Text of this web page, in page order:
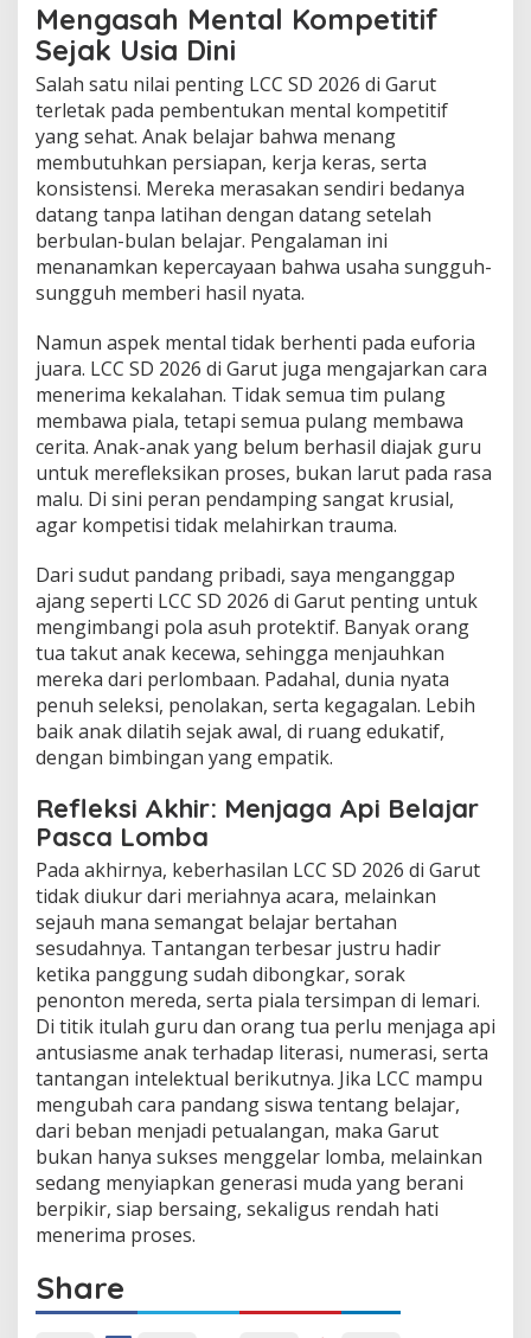
Mengasah Mental Kompetitif
Sejak Usia Dini
Salah satu nilai penting LCC SD 2026 di Garut
terletak pada pembentukan mental kompetitif
yang sehat. Anak belajar bahwa menang
membutuhkan persiapan, kerja keras, serta
konsistensi. Mereka merasakan sendiri bedanya
datang tanpa latihan dengan datang setelah
berbulan-bulan belajar. Pengalaman ini
menanamkan kepercayaan bahwa usaha sungguh-
sungguh memberi hasil nyata.
Namun aspek mental tidak berhenti pada euforia
juara. LCC SD 2026 di Garut juga mengajarkan cara
menerima kekalahan. Tidak semua tim pulang
membawa piala, tetapi semua pulang membawa
cerita. Anak-anak yang belum berhasil diajak guru
untuk merefleksikan proses, bukan larut pada rasa
malu. Di sini peran pendamping sangat krusial,
agar kompetisi tidak melahirkan trauma.
Dari sudut pandang pribadi, saya menganggap
ajang seperti LCC SD 2026 di Garut penting untuk
mengimbangi pola asuh protektif. Banyak orang
tua takut anak kecewa, sehingga menjauhkan
mereka dari perlombaan. Padahal, dunia nyata
penuh seleksi, penolakan, serta kegagalan. Lebih
baik anak dilatih sejak awal, di ruang edukatif,
dengan bimbingan yang empatik.
Refleksi Akhir: Menjaga Api Belajar
Pasca Lomba
Pada akhirnya, keberhasilan LCC SD 2026 di Garut
tidak diukur dari meriahnya acara, melainkan
sejauh mana semangat belajar bertahan
sesudahnya. Tantangan terbesar justru hadir
ketika panggung sudah dibongkar, sorak
penonton mereda, serta piala tersimpan di lemari.
Di titik itulah guru dan orang tua perlu menjaga api
antusiasme anak terhadap literasi, numerasi, serta
tantangan intelektual berikutnya. Jika LCC mampu
mengubah cara pandang siswa tentang belajar,
dari beban menjadi petualangan, maka Garut
bukan hanya sukses menggelar lomba, melainkan
sedang menyiapkan generasi muda yang berani
berpikir, siap bersaing, sekaligus rendah hati
menerima proses.
Share